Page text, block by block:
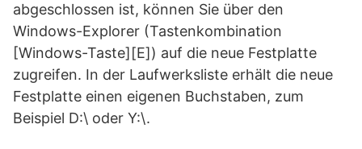
abgeschlossen ist, können Sie über den
Windows-Explorer (Tastenkombination
[Windows-Taste][E]) auf die neue Festplatte
zugreifen. In der Laufwerksliste erhält die neue
Festplatte einen eigenen Buchstaben, zum
Beispiel D:\ oder Y:\.